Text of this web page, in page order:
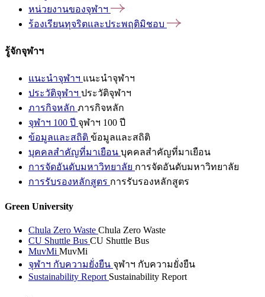
หน่วยงานของจุฬาฯ
ร้องเรียนทุจริตและประพฤติมิชอบ
รู้จักจุฬาฯ
แนะนำจุฬาฯ แนะนำจุฬาฯ
ประวัติจุฬาฯ ประวัติจุฬาฯ
ภารกิจหลัก ภารกิจหลัก
จุฬาฯ 100 ปี จุฬาฯ 100 ปี
ข้อมูลและสถิติ ข้อมูลและสถิติ
บุคคลสำคัญที่มาเยือน บุคคลสำคัญที่มาเยือน
การจัดอันดับมหาวิทยาลัย การจัดอันดับมหาวิทยาลัย
การรับรองหลักสูตร การรับรองหลักสูตร
Green University
Chula Zero Waste Chula Zero Waste
CU Shuttle Bus CU Shuttle Bus
MuvMi MuvMi
จุฬาฯ กับความยั่งยืน จุฬาฯ กับความยั่งยืน
Sustainability Report Sustainability Report